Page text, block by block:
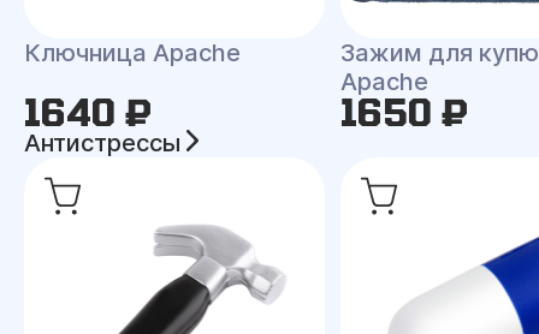
Ключница Apache
1640 ₽
Зажим для
Apache
1650 ₽
Антистрессы